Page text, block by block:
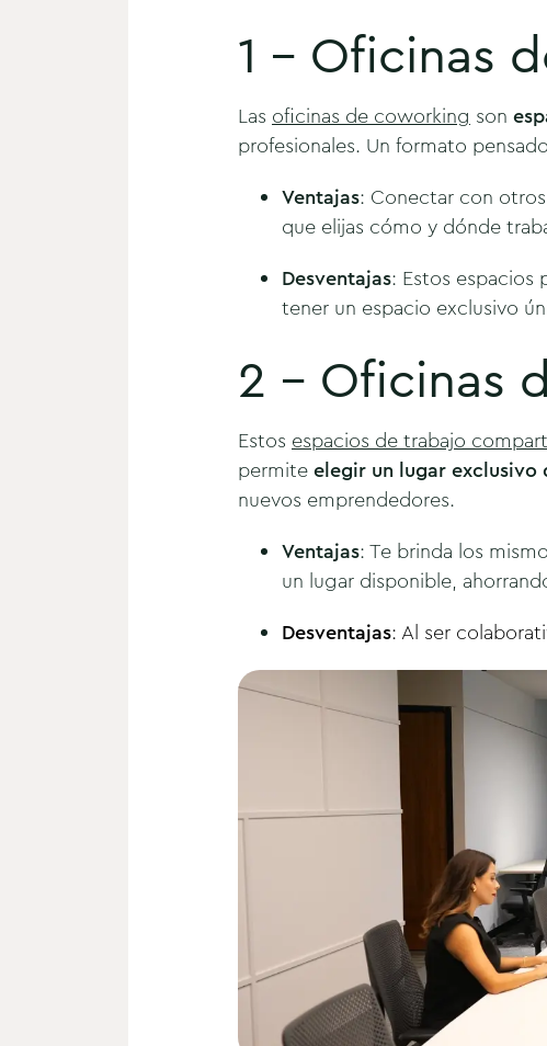
1 - Oficinas
Las oficinas de coworking son
profesionales. Un formato
Ventajas: Conectar con
que elijas cómo y dónde
Desventajas: Estos espacios
tener un espacio exclusivo
2 - Oficinas
Estos espacios de trabajo
permiteelegir un lugar
nuevos emprendedores.
Ventajas: Te brinda los
un lugar disponible,
Desventajas: Al ser